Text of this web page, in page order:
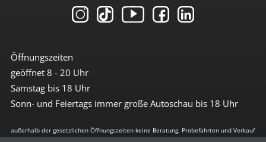
Öffnungszeiten
geöffnet 8 - 20 Uhr
Samstag bis 18 Uhr
Sonn- und Feiertags immer große Autoschau bis 18 Uhr
außerhalb der gesetzlichen Öffnungszeiten keine Beratung, Probefahrten und Verkauf